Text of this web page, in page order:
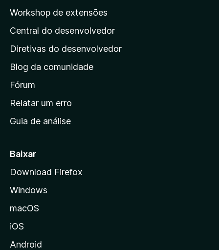
á
g
i
a
i
n
c
a
d
a
z
i
Workshop de extensões
Central do desenvolvedor
Diretivas do desenvolvedor
Blog da comunidade
Fórum
Relatar um erro
Guia de análise
Baixar
Download Firefox
Windows
macOS
iOS
Android